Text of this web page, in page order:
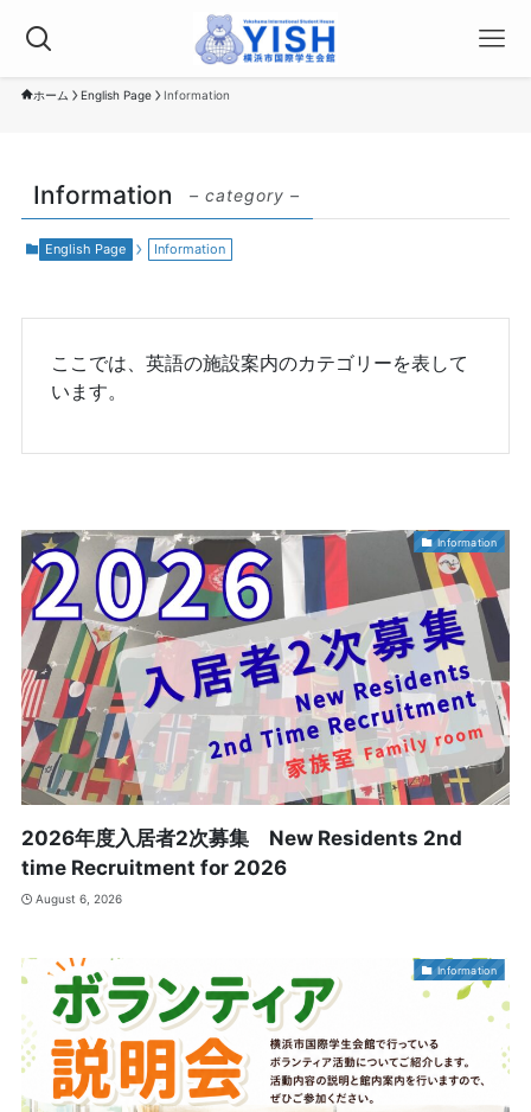
ホーム English Page Information
Information – category –
English Page Information
ここでは、英語の施設案内のカテゴリーを表して
います。
Information
2026年度入居者2次募集 New Residents 2nd
time Recruitment for 2026
August 6, 2026
Information